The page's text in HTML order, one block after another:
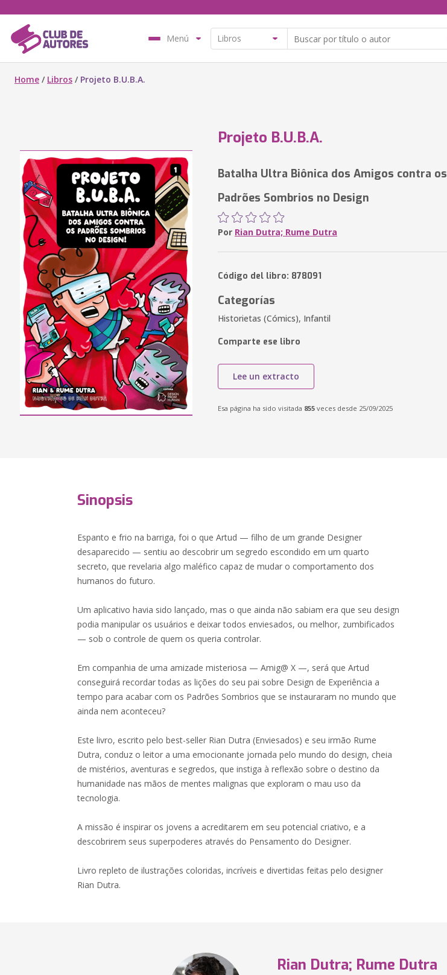
Menú
Home / Libros / Projeto B.U.B.A.
Projeto B.U.B.A.
Batalha Ultra Biônica dos Amigos contra os
Padrões Sombrios no Design
Por Rian Dutra; Rume Dutra
Código del libro: 878091
Categorías
Historietas (Cómics), Infantil
Comparte ese libro
Lee un extracto
Esa página ha sido visitada 855 veces desde 25/09/2025
Sinopsis
Espanto e frio na barriga, foi o que Artud — filho de um grande Designer
desaparecido — sentiu ao descobrir um segredo escondido em um quarto
secreto, que revelaria algo maléfico capaz de mudar o comportamento dos
humanos do futuro.
Um aplicativo havia sido lançado, mas o que ainda não sabiam era que seu design
podia manipular os usuários e deixar todos enviesados, ou melhor, zumbificados
— sob o controle de quem os queria controlar.
Em companhia de uma amizade misteriosa — Amig@ X —, será que Artud
conseguirá recordar todas as lições do seu pai sobre Design de Experiência a
tempo para acabar com os Padrões Sombrios que se instauraram no mundo que
ainda nem aconteceu?
Este livro, escrito pelo best-seller Rian Dutra (Enviesados) e seu irmão Rume
Dutra, conduz o leitor a uma emocionante jornada pelo mundo do design, cheia
de mistérios, aventuras e segredos, que instiga à reflexão sobre o destino da
humanidade nas mãos de mentes malignas que exploram o mau uso da
tecnologia.
A missão é inspirar os jovens a acreditarem em seu potencial criativo, e a
descobrirem seus superpoderes através do Pensamento do Designer.
Livro repleto de ilustrações coloridas, incríveis e divertidas feitas pelo designer
Rian Dutra.
Rian Dutra; Rume Dutra